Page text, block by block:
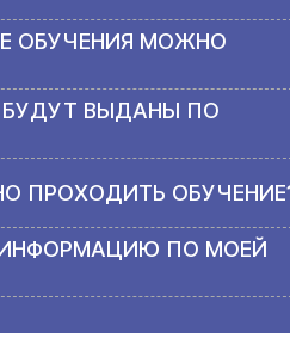
ОБУЧЕНИЯ МОЖНО
ВЫДАНЫ ПО
ПРОХОДИТЬ
ПО МОЕЙ